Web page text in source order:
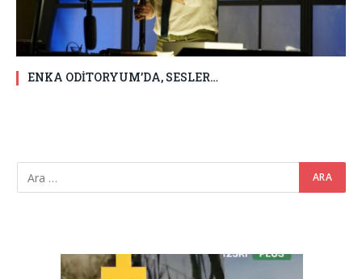
ENKA ODİTORYUM’DA, SESLER…
Video
oynatıcı